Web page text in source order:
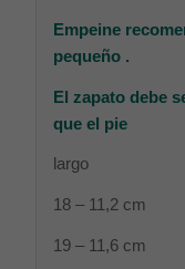
Empeine
pequeño .
El zapato debe
que el pie
largo
18 – 11,2
19 – 11,6